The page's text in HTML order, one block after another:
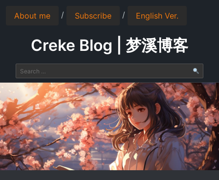
About me / Subscribe / English Ver.
Creke Blog | 梦溪博客